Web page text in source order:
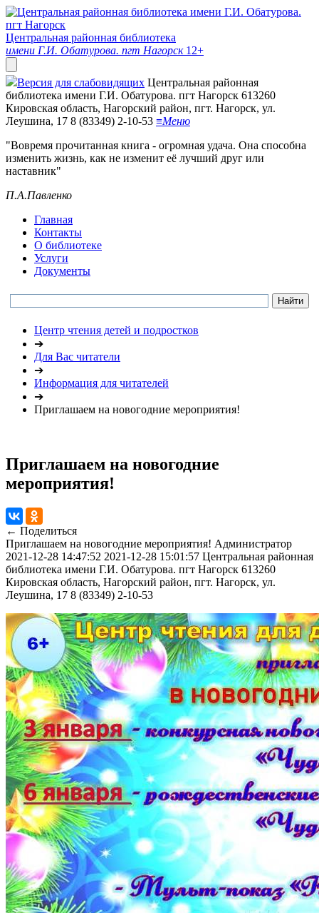
Центральная районная библиотека
имени Г.И. Обатурова. пгт Нагорск 12+
Версия для слабовидящих Центральная районная
библиотека имени Г.И. Обатурова. пгт Нагорск 613260
Кировская область, Нагорский район, пгт. Нагорск, ул.
Леушина, 17 8 (83349) 2-10-53 ≡Меню
"Вовремя прочитанная книга - огромная удача. Она способна
изменить жизнь, как не изменит её лучший друг или
наставник"
П.А.Павленко
Главная
Контакты
О библиотеке
Услуги
Документы
Центр чтения детей и подростков
➔
Для Вас читатели
➔
Информация для читателей
➔
Приглашаем на новогодние мероприятия!
Приглашаем на новогодние
мероприятия!
← Поделиться
Приглашаем на новогодние мероприятия! Администратор
2021-12-28 14:47:52 2021-12-28 15:01:57 Центральная районная
библиотека имени Г.И. Обатурова. пгт Нагорск 613260
Кировская область, Нагорский район, пгт. Нагорск, ул.
Леушина, 17 8 (83349) 2-10-53